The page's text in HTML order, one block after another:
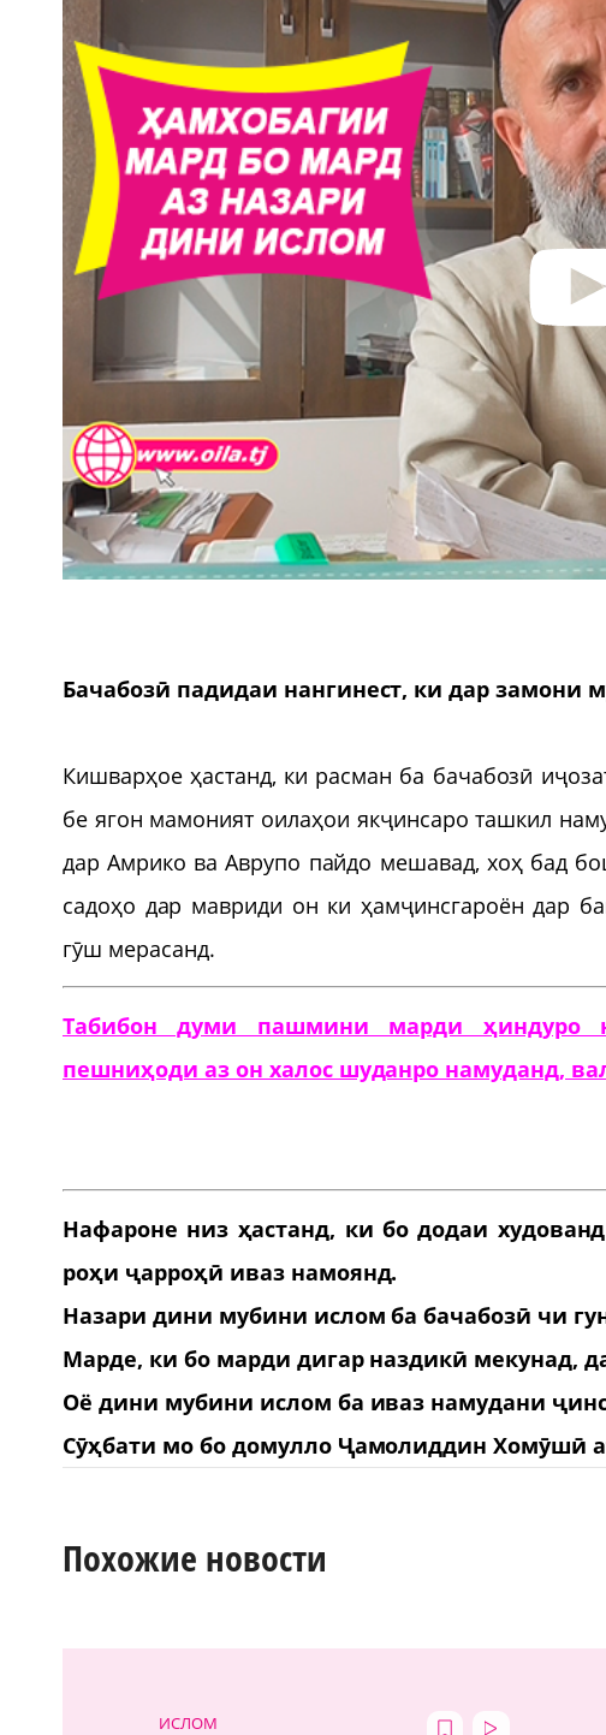
Бачабозӣ падидаи нангинест, ки дар замони
Кишварҳое ҳастанд, ки расман ба бачабозӣ
бе ягон мамоният оилаҳои якҷинсаро ташкил
дар Амрико ва Аврупо пайдо мешавад, хоҳ бад
садоҳо дар мавриди он ки ҳамҷинсгароён дар
гӯш мерасанд.
Табибон думи пашмини марди ҳиндуро
пешниҳоди аз он халос шуданро намуданд,
Нафароне низ ҳастанд, ки бо додаи
роҳи ҷарроҳӣ иваз намоянд.
Назари дини мубини ислом ба бачабозӣ чи
Марде, ки бо марди дигар наздикӣ мекунад,
Оё дини мубини ислом ба иваз намудани
Сӯҳбати мо бо домулло Ҷамолиддин Хомӯшӣ
Похожие новости
ИСЛОМ